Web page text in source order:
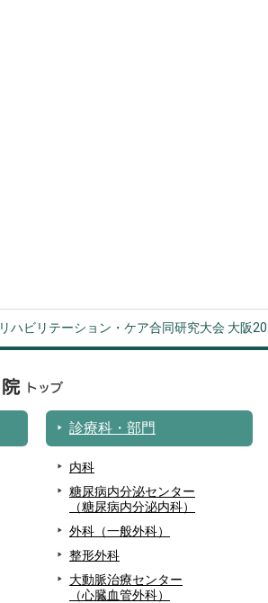
リハビリテーション・ケア合同研究大会 大阪
診療科・部門
内科
糖尿病内分泌センター
（糖尿病内分泌内科）
外科（一般外科）
整形外科
大動脈治療センター
（心臓血管外科）